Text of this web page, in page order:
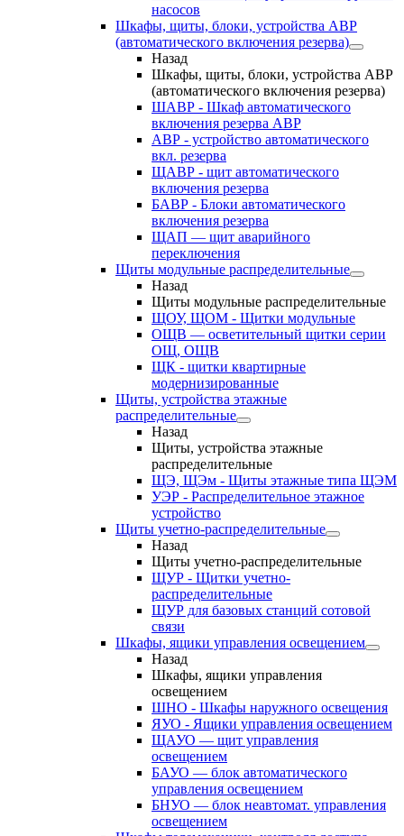
насосов
Шкафы, щиты, блоки, устройства АВР
(автоматического включения резерва)
Назад
Шкафы, щиты, блоки, устройства АВР
(автоматического включения резерва)
ШАВР - Шкаф автоматического
включения резерва АВР
АВР - устройство автоматического
вкл. резерва
ЩАВР - щит автоматического
включения резерва
БАВР - Блоки автоматического
включения резерва
ЩАП — щит аварийного
переключения
Щиты модульные распределительные
Назад
Щиты модульные распределительные
ЩОУ, ЩОМ - Щитки модульные
ОЩВ — осветительный щитки серии
ОЩ, ОЩВ
ЩК - щитки квартирные
модернизированные
Щиты, устройства этажные
распределительные
Назад
Щиты, устройства этажные
распределительные
ЩЭ, ЩЭм - Щиты этажные типа ЩЭМ
УЭР - Распределительное этажное
устройство
Щиты учетно-распределительные
Назад
Щиты учетно-распределительные
ЩУР - Щитки учетно-
распределительные
ЩУР для базовых станций сотовой
связи
Шкафы, ящики управления освещением
Назад
Шкафы, ящики управления
освещением
ШНО - Шкафы наружного освещения
ЯУО - Ящики управления освещением
ЩАУО — щит управления
освещением
БАУО — блок автоматического
управления освещением
БНУО — блок неавтомат. управления
освещением